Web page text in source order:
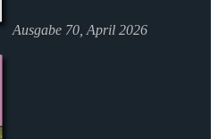
Ausgabe 70, April 2026